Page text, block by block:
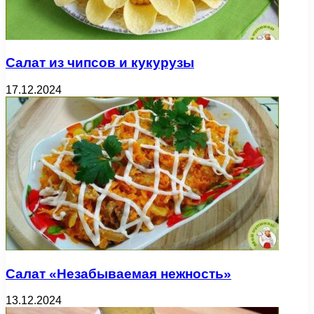
Салат из чипсов и кукурузы
17.12.2024
Салат «Незабываемая нежность»
13.12.2024